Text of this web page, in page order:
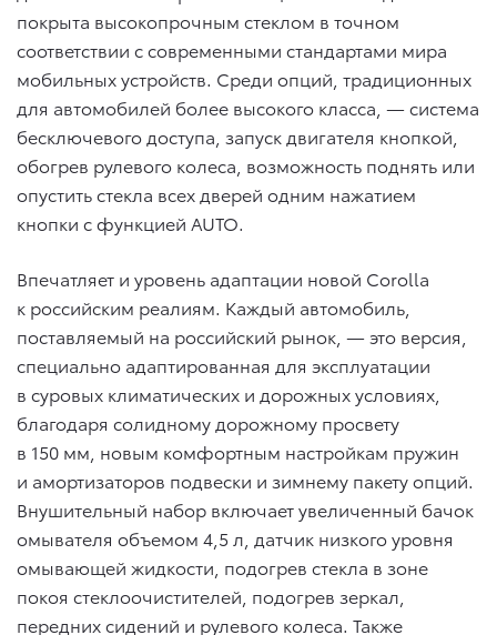
покрыта высокопрочным стеклом в точном
соответствии с современными стандартами мира
мобильных устройств. Среди опций, традиционных
для автомобилей более высокого класса, — система
бесключевого доступа, запуск двигателя кнопкой,
обогрев рулевого колеса, возможность поднять или
опустить стекла всех дверей одним нажатием
кнопки с функцией AUTO.
Впечатляет и уровень адаптации новой Corolla
к российским реалиям. Каждый автомобиль,
поставляемый на российский рынок, — это версия,
специально адаптированная для эксплуатации
в суровых климатических и дорожных условиях,
благодаря солидному дорожному просвету
в 150 мм, новым комфортным настройкам пружин
и амортизаторов подвески и зимнему пакету опций.
Внушительный набор включает увеличенный бачок
омывателя объемом 4,5 л, датчик низкого уровня
омывающей жидкости, подогрев стекла в зоне
покоя стеклоочистителей, подогрев зеркал,
передних сидений и рулевого колеса. Также